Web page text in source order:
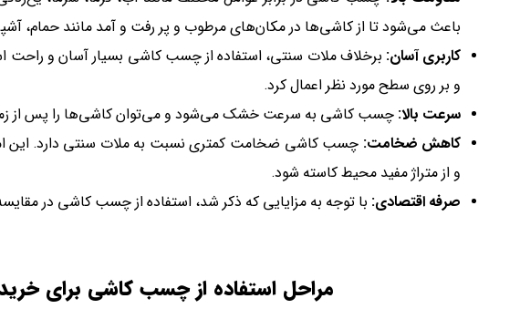
باعث می‌شود تا از کاشی‌ها در مکان‌های مرطوب و پر رفت و آمد مانند حمام،
کاربری آسان: برخلاف ملات سنتی، استفاده از چسب کاشی بسیار آسان و راحت
و بر روی سطح مورد نظر اعمال کرد.
سرعت بالا: چسب کاشی به سرعت خشک می‌شود و می‌توان کاشی‌ها را پس از
کاهش ضخامت: چسب کاشی ضخامت کمتری نسبت به ملات سنتی دارد. این
و از متراژ مفید محیط کاسته شود.
صرفه اقتصادی: با توجه به مزایایی که ذکر شد، استفاده از چسب کاشی در
مراحل استفاده از چسب کاشی برای